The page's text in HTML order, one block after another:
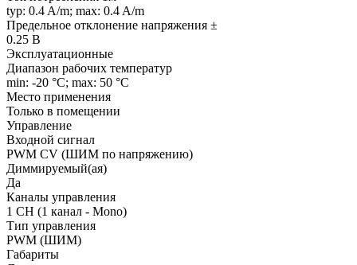
typ: 0.4 A/m; max: 0.4 A/m
Предельное отклонение напряжения ±
0.25 В
Эксплуатационные
Диапазон рабочих температур
min: -20 °C; max: 50 °C
Место применения
Только в помещении
Управление
Входной сигнал
PWM СV (ШИМ по напряжению)
Диммируемый(ая)
Да
Каналы управления
1 CH (1 канал - Mono)
Тип управления
PWM (ШИМ)
Габариты